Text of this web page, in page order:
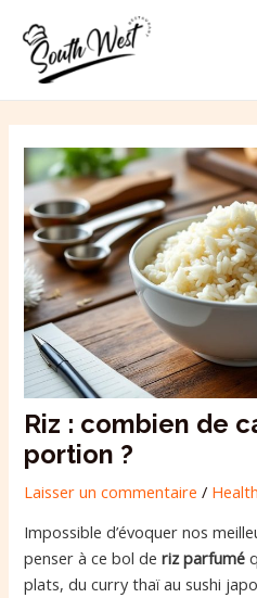
contenu
Riz : combien de
portion ?
Laisser un commentaire /
Impossible d’évoquer nos
penser à ce bol deriz parfumé
plats, du curry thaï au sushi